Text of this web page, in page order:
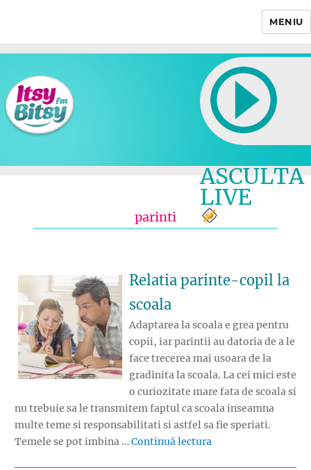
MENIU
ASCULTA
LIVE
parinti
Relatia parinte-copil la
scoala
Adaptarea la scoala e grea pentru
copii, iar parintii au datoria de a le
face trecerea mai usoara de la
gradinita la scoala. La cei mici este
o curiozitate mare fata de scoala si
nu trebuie sa le transmitem faptul ca scoala inseamna
multe teme si responsabilitati si astfel sa fie speriati.
Temele se pot imbina … Continuă lectura